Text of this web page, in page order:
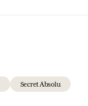
Secret Absolu